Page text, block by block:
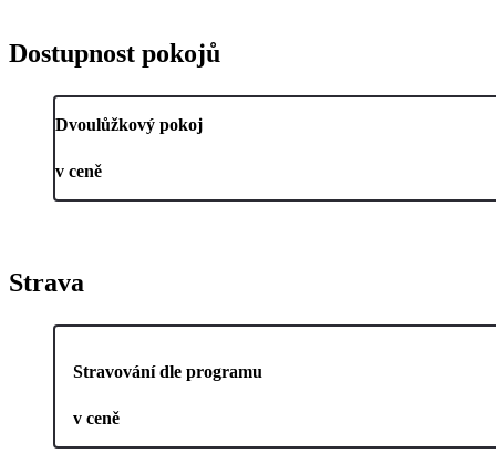
Dostupnost pokojů
Dvoulůžkový pokoj
v ceně
Strava
Stravování dle programu
v ceně